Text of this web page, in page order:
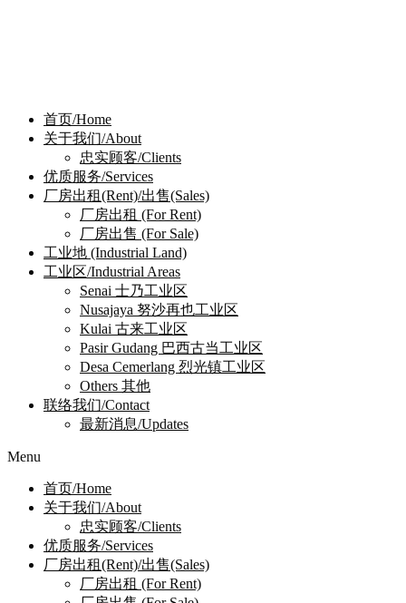
首页/Home
关于我们/About
忠实顾客/Clients
优质服务/Services
厂房出租(Rent)/出售(Sales)
厂房出租 (For Rent)
厂房出售 (For Sale)
工业地 (Industrial Land)
工业区/Industrial Areas
Senai 士乃工业区
Nusajaya 努沙再也工业区
Kulai 古来工业区
Pasir Gudang 巴西古当工业区
Desa Cemerlang 烈光镇工业区
Others 其他
联络我们/Contact
最新消息/Updates
Menu
首页/Home
关于我们/About
忠实顾客/Clients
优质服务/Services
厂房出租(Rent)/出售(Sales)
厂房出租 (For Rent)